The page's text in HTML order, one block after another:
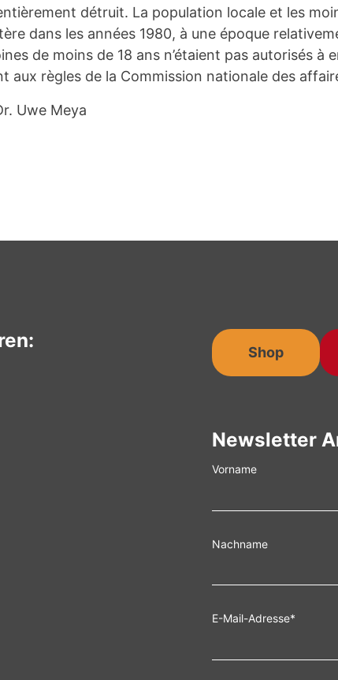
détruit. La population locale et les
dans les années 1980, à une époque
de moins de 18 ans n’étaient pas autorisés à
aux règles de la Commission nationale des
Uwe Meya
Shop
Newsletter
Vorname
Nachname
E-Mail-Adresse*